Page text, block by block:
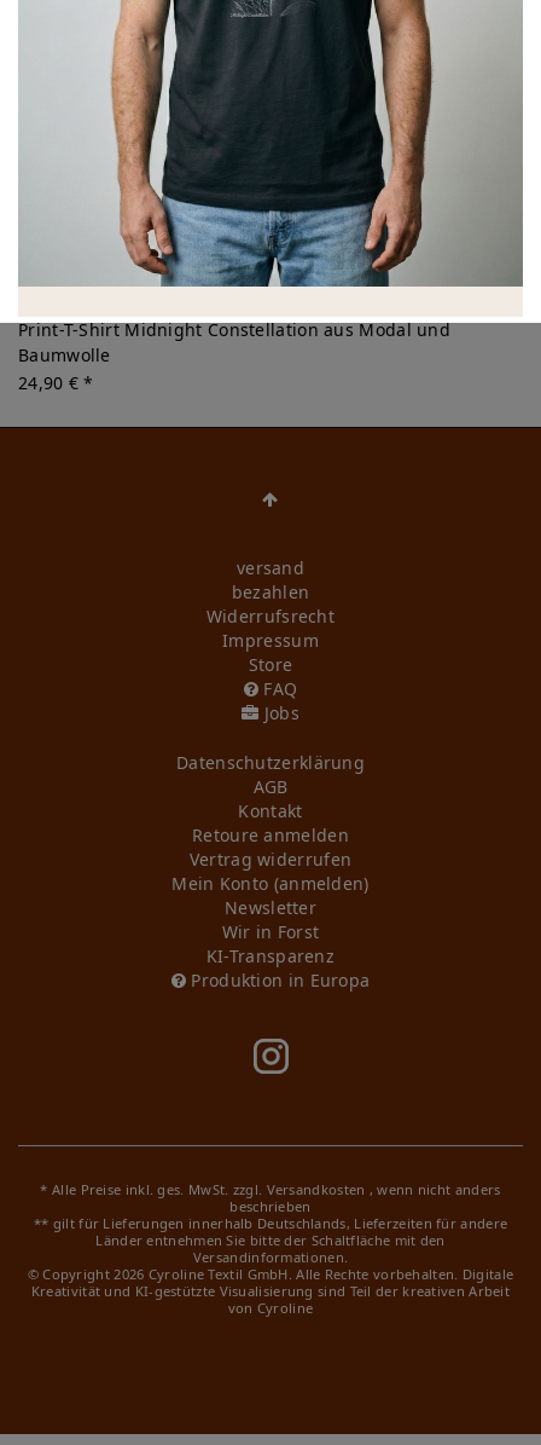
Print-T-Shirt Midnight Constellation aus Modal und
Baumwolle
24,90 € *
versand
bezahlen
Widerrufs­recht
Impressum
Store
FAQ
Jobs
Daten­schutz­erklärung
AGB
Kontakt
Retoure anmelden
Vertrag widerrufen
Mein Konto (anmelden)
Newsletter
Wir in Forst
KI-Transparenz
Produktion in Europa
* Alle Preise inkl. ges. MwSt. zzgl. Versandkosten , wenn nicht anders
beschrieben
** gilt für Lieferungen innerhalb Deutschlands, Lieferzeiten für andere
Länder entnehmen Sie bitte der Schaltfläche mit den
Versandinformationen.
© Copyright 2026 Cyroline Textil GmbH. Alle Rechte vorbehalten. Digitale
Kreativität und KI-gestützte Visualisierung sind Teil der kreativen Arbeit
von Cyroline